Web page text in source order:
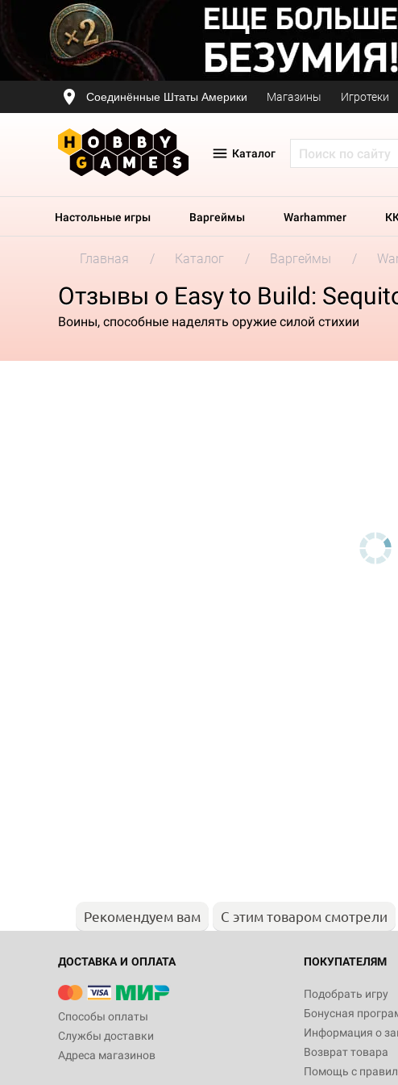
Соединённые Штаты Америки Магазины Игротеки
Каталог
Настольные игры Варгеймы Warhammer
Главная Каталог Варгеймы
Отзывы о Easy to Build:
Воины, способные наделять оружие силой стихии
Рекомендуем вам С этим товаром смотрели
ДОСТАВКА И ОПЛАТА
Способы оплаты
Службы доставки
Адреса магазинов
ПОКУПАТЕЛЯМ
Подобрать игру
Бонусная
Информация о
Возврат товара
Помощь с